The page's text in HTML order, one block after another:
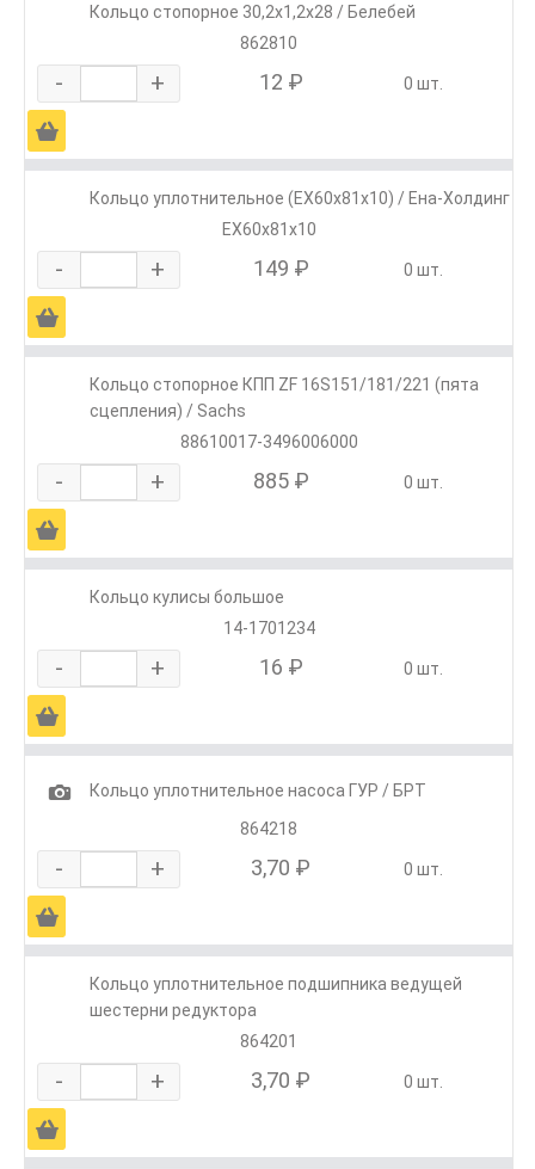
Кольцо стопорное 30,2х1,2х28 / Белебей
862810
- + 12 ₽ 0 шт.
Ä
Кольцо уплотнительное (ЕХ60х81х10) / Ена-Холдинг
ЕХ60х81х10
- + 149 ₽ 0 шт.
Ä
Кольцо стопорное КПП ZF 16S151/181/221 (пята
сцепления) / Sachs
88610017-3496006000
- + 885 ₽ 0 шт.
Ä
Кольцо кулисы большое
14-1701234
- + 16 ₽ 0 шт.
Ä
1
Кольцо уплотнительное насоса ГУР / БРТ
864218
- + 3,70 ₽ 0 шт.
Ä
Кольцо уплотнительное подшипника ведущей
шестерни редуктора
864201
- + 3,70 ₽ 0 шт.
Ä